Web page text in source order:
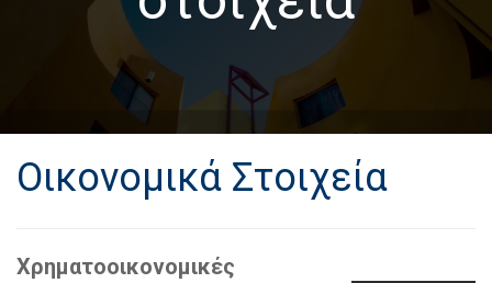
Οικονομικά Στοιχεία
Χρηματοοικονομικές